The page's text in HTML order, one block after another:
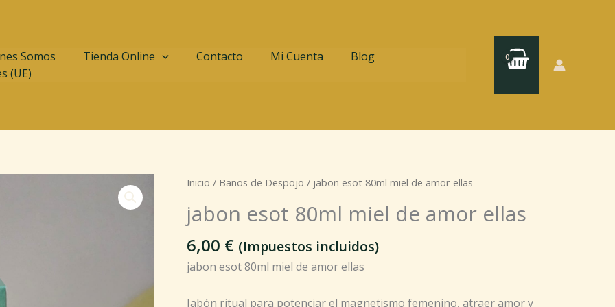
Somos Tienda Online Contacto Mi Cuenta
Blog
(UE)
Inicio / Baños de Despojo / jabon esot 80ml miel de amor ellas
jabon esot 80ml miel de amor ellas
6,00 € (Impuestos incluidos)
jabon esot 80ml miel de amor ellas
Jabón ritual para potenciar el magnetismo femenino, atraer amor y
jabon
80ml
de
amor
cantidad